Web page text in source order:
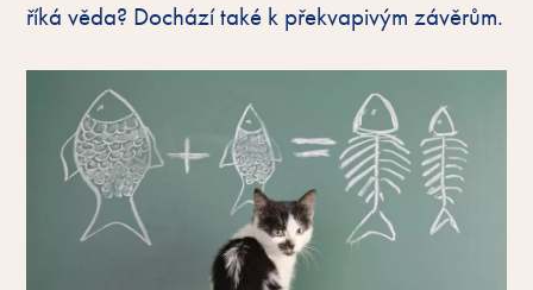
říká věda? Dochází také k překvapivým závěrům.